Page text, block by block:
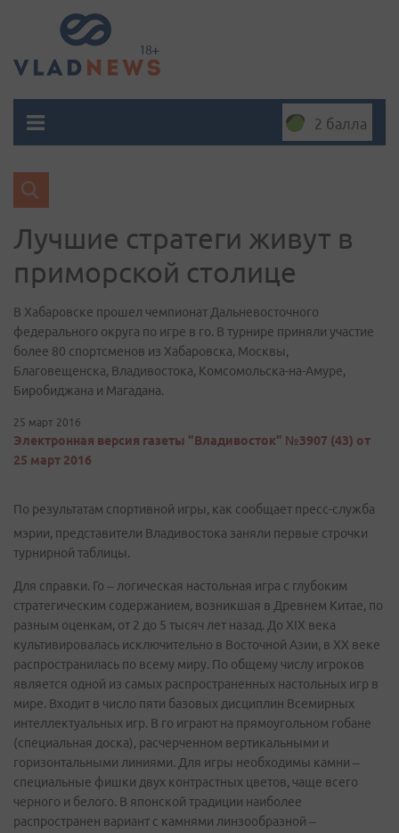
2 балла
Лучшие стратеги живут в
приморской столице
В Хабаровске прошел чемпионат Дальневосточного
федерального округа по игре в го. В турнире приняли участие
более 80 спортсменов из Хабаровска, Москвы,
Благовещенска, Владивостока, Комсомольска-на-Амуре,
Биробиджана и Магадана.
25 март 2016
Электронная версия газеты "Владивосток" №3907 (43) от
25 март 2016
По результатам спортивной игры, как сообщает пресс-служба
мэрии, представители Владивостока заняли первые строчки
турнирной таблицы.
Для справки. Го – логическая настольная игра с глубоким
стратегическим содержанием, возникшая в Древнем Китае, по
разным оценкам, от 2 до 5 тысяч лет назад. До XIX века
культивировалась исключительно в Восточной Азии, в XX веке
распространилась по всему миру. По общему числу игроков
является одной из самых распространенных настольных игр в
мире. Входит в число пяти базовых дисциплин Всемирных
интеллектуальных игр. В го играют на прямоугольном гобане
(специальная доска), расчерченном вертикальными и
горизонтальными линиями. Для игры необходимы камни –
специальные фишки двух контрастных цветов, чаще всего
черного и белого. В японской традиции наиболее
распространен вариант с камнями линзообразной –